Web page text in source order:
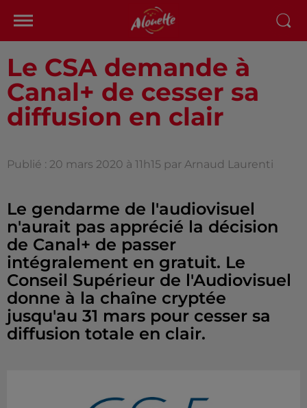
Le CSA demande à
Canal+ de cesser sa
diffusion en clair
Publié : 20 mars 2020 à 11h15 par Arnaud Laurenti
Le gendarme de l'audiovisuel
n'aurait pas apprécié la décision
de Canal+ de passer
intégralement en gratuit. Le
Conseil Supérieur de l'Audiovisuel
donne à la chaîne cryptée
jusqu'au 31 mars pour cesser sa
diffusion totale en clair.